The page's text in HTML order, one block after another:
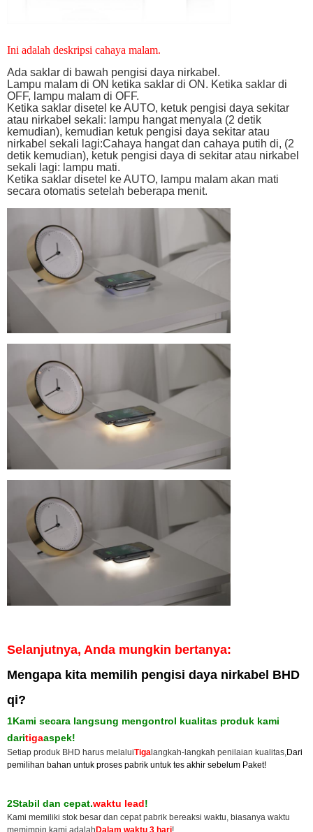
Ini adalah deskripsi cahaya malam.
Ada saklar di bawah pengisi daya nirkabel.
Lampu malam di ON ketika saklar di ON. Ketika saklar di
OFF, lampu malam di OFF.
Ketika saklar disetel ke AUTO, ketuk pengisi daya sekitar
atau nirkabel sekali: lampu hangat menyala (2 detik
kemudian), kemudian ketuk pengisi daya sekitar atau
nirkabel sekali lagi:Cahaya hangat dan cahaya putih di, (2
detik kemudian), ketuk pengisi daya di sekitar atau nirkabel
sekali lagi: lampu mati.
Ketika saklar disetel ke AUTO, lampu malam akan mati
secara otomatis setelah beberapa menit.
Selanjutnya, Anda mungkin bertanya:
Mengapa kita memilih pengisi daya nirkabel BHD
qi?
1Kami secara langsung mengontrol kualitas produk kami
daritigaaspek!
Setiap produk BHD harus melaluiTigalangkah-langkah penilaian kualitas,Dari
pemilihan bahan untuk proses pabrik untuk tes akhir sebelum Paket!
2Stabil dan cepat.waktu lead!
Kami memiliki stok besar dan cepat pabrik bereaksi waktu, biasanya waktu
memimpin kami adalahDalam waktu 3 hari!